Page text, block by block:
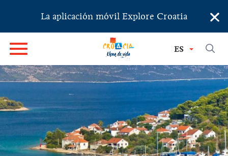
La aplicación móvil Explore Croatia ×
ES